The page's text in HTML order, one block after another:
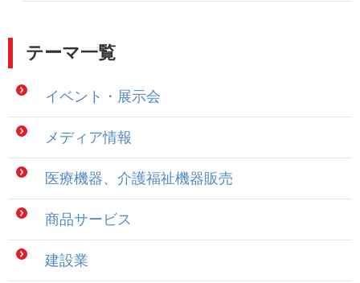
テーマ一覧
イベント・展示会
メディア情報
医療機器、介護福祉機器販売
商品サービス
建設業